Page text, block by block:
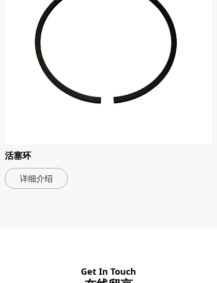
活塞环
详细介绍
Get In Touch